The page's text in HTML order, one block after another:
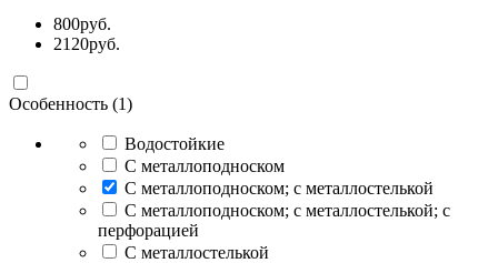
800руб.
2120руб.
Особенность (1)
Водостойкие
С металлоподноском
С металлоподноском; с металлостелькой
С металлоподноском; с металлостелькой; с
перфорацией
С металлостелькой